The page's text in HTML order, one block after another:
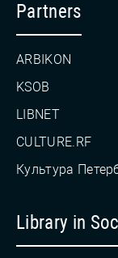
Partners
ARBIKON
KSOB
LIBNET
CULTURE.RF
Культура
Library in